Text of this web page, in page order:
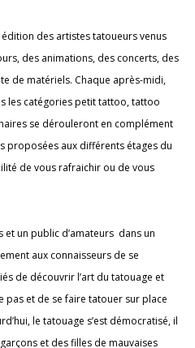
des artistes tatoueurs venus
des animations, des concerts, des
de matériels. Chaque après-midi,
les catégories petit tattoo, tattoo
se dérouleront en complément
proposées aux différents étages du
de vous rafraichir ou de vous
un public d’amateurs dans un
aux connaisseurs de se
de découvrir l’art du tatouage et
et de se faire tatouer sur place
le tatouage s’est démocratisé, il
et des filles de mauvaises